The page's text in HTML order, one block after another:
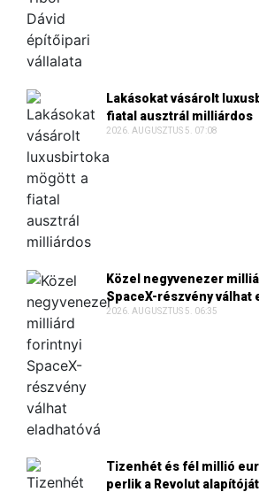
Lakásokat vásárolt
fiatal ausztrál milliárdos
2026. AUGUSZTUS 5. 07:08
Közel negyvenezer
SpaceX-részvény válhat
2026. AUGUSZTUS 5. 06:35
Tizenhét és fél millió
perlik a Revolut alapítóját